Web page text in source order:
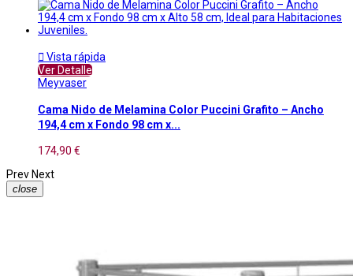
 Vista rápida
Ver Detalle
Meyvaser
Cama Nido de Melamina Color Puccini Grafito – Ancho
194,4 cm x Fondo 98 cm x...
174,90 €
Prev Next
close